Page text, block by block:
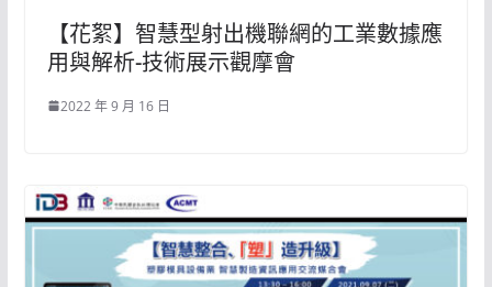
【花絮】智慧型射出機聯網的工業數據應
用與解析-技術展示觀摩會
2022 年 9 月 16 日